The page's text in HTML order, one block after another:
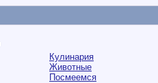
Кулинария
Животные
Посмеемся